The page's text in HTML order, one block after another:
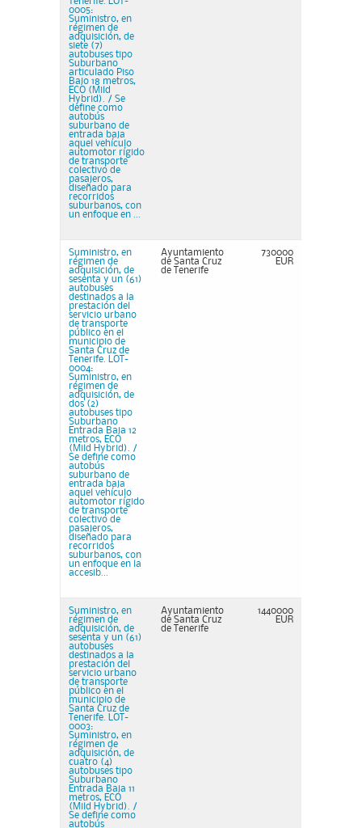
0005:
Suministro, en
régimen de
adquisición, de
siete (7)
autobuses tipo
Suburbano
articulado Piso
Bajo 18 metros,
ECO (Mild
Hybrid). / Se
define como
autobús
suburbano de
entrada baja
aquel vehículo
automotor rígido
de transporte
colectivo de
pasajeros,
diseñado para
recorridos
suburbanos, con
un enfoque en ...
Suministro, en
régimen de
adquisición, de
sesenta y un (61)
autobuses
destinados a la
prestación del
servicio urbano
de transporte
público en el
municipio de
Santa Cruz de
Tenerife. LOT-
0004:
Suministro, en
régimen de
adquisición, de
dos (2)
autobuses tipo
Suburbano
Entrada Baja 12
metros, ECO
(Mild Hybrid). /
Se define como
autobús
suburbano de
entrada baja
aquel vehículo
automotor rígido
de transporte
colectivo de
pasajeros,
diseñado para
recorridos
suburbanos, con
un enfoque en la
accesib...
Ayuntamiento
de Santa Cruz
de Tenerife
730000
EUR
Suministro, en
régimen de
adquisición, de
sesenta y un (61)
autobuses
destinados a la
prestación del
servicio urbano
de transporte
público en el
municipio de
Santa Cruz de
Tenerife. LOT-
0003:
Suministro, en
régimen de
adquisición, de
cuatro (4)
autobuses tipo
Suburbano
Entrada Baja 11
metros, ECO
(Mild Hybrid). /
Se define como
autobús
Ayuntamiento
de Santa Cruz
de Tenerife
1440000
EUR